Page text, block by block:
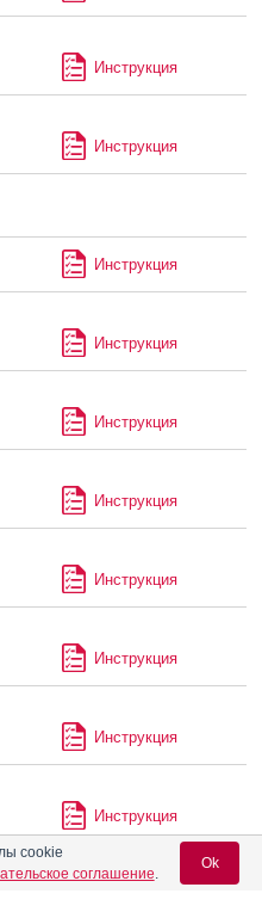
Инструкция
Инструкция
Инструкция
Инструкция
Инструкция
Инструкция
Инструкция
Инструкция
Инструкция
Инструкция
cookie
соглашение.
Ok